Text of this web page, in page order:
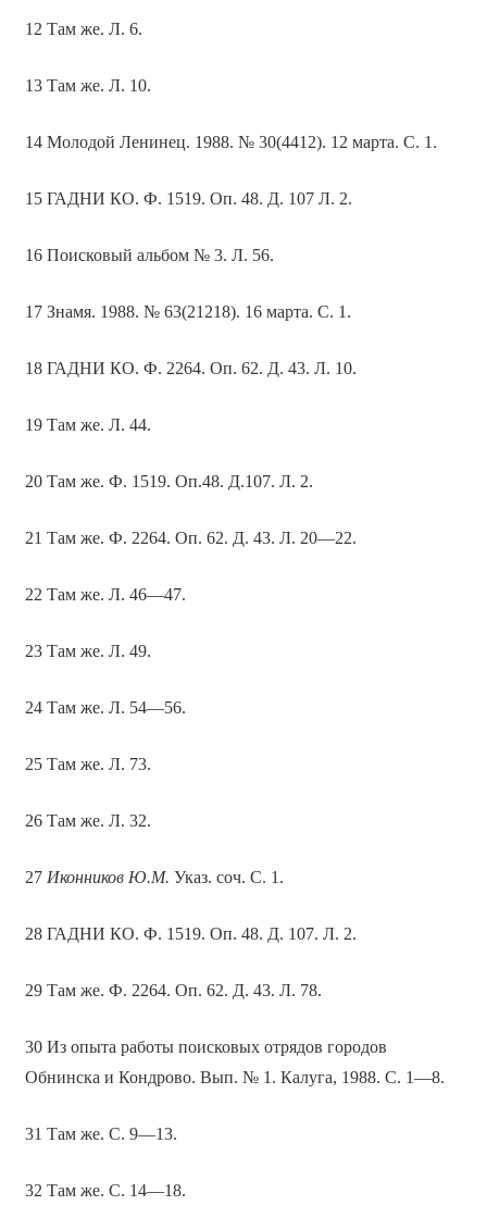
12 Там же. Л. 6.
13 Там же. Л. 10.
14 Молодой Ленинец. 1988. № 30(4412). 12 марта. С. 1.
15 ГАДНИ КО. Ф. 1519. Оп. 48. Д. 107 Л. 2.
16 Поисковый альбом № 3. Л. 56.
17 Знамя. 1988. № 63(21218). 16 марта. С. 1.
18 ГАДНИ КО. Ф. 2264. Оп. 62. Д. 43. Л. 10.
19 Там же. Л. 44.
20 Там же. Ф. 1519. Оп.48. Д.107. Л. 2.
21 Там же. Ф. 2264. Оп. 62. Д. 43. Л. 20—22.
22 Там же. Л. 46—47.
23 Там же. Л. 49.
24 Там же. Л. 54—56.
25 Там же. Л. 73.
26 Там же. Л. 32.
27 Иконников Ю.М. Указ. соч. С. 1.
28 ГАДНИ КО. Ф. 1519. Оп. 48. Д. 107. Л. 2.
29 Там же. Ф. 2264. Оп. 62. Д. 43. Л. 78.
30 Из опыта работы поисковых отрядов городов
Обнинска и Кондрово. Вып. № 1. Калуга, 1988. С. 1—8.
31 Там же. С. 9—13.
32 Там же. С. 14—18.